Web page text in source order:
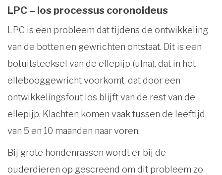
LPC – los processus coronoideus
LPC is een probleem dat tijdens de ontwikkeling
van de botten en gewrichten ontstaat. Dit is een
botuitsteeksel van de ellepijp (ulna), dat in het
ellebooggewricht voorkomt, dat door een
ontwikkelingsfout los blijft van de rest van de
ellepijp. Klachten komen vaak tussen de leeftijd
van 5 en 10 maanden naar voren.
Bij grote hondenrassen wordt er bij de
ouderdieren op gescreend om dit probleem zo